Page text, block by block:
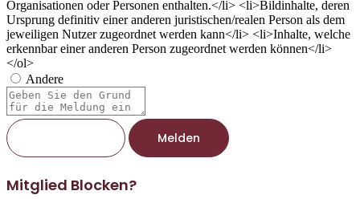
Organisationen oder Personen enthalten.</li> <li>Bildinhalte, deren
Ursprung definitiv einer anderen juristischen/realen Person als dem
jeweiligen Nutzer zugeordnet werden kann</li> <li>Inhalte, welche
erkennbar einer anderen Person zugeordnet werden können</li>
</ol>
Andere
Berichtsnotiz
Melden
Mitglied Blocken?